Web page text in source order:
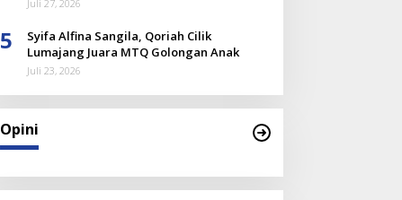
Juli 27, 2026
5
Syifa Alfina Sangila, Qoriah Cilik
Lumajang Juara MTQ Golongan Anak
Juli 23, 2026
Opini